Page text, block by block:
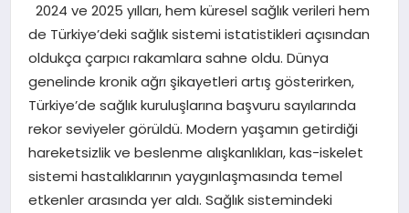
YAŞAM
2024 ve 2025 yılları, hem küresel sağlık verileri hem
de Türkiye’deki sağlık sistemi istatistikleri açısından
oldukça çarpıcı rakamlara sahne oldu. Dünya
genelinde kronik ağrı şikayetleri artış gösterirken,
Türkiye’de sağlık kuruluşlarına başvuru sayılarında
rekor seviyeler görüldü. Modern yaşamın getirdiği
hareketsizlik ve beslenme alışkanlıkları, kas-iskelet
sistemi hastalıklarının yaygınlaşmasında temel
etkenler arasında yer aldı. Sağlık sistemindeki